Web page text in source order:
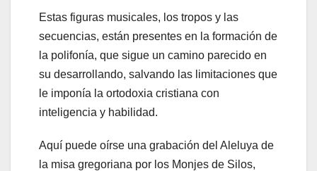
Estas figuras musicales, los tropos y las
secuencias, están presentes en la formación de
la polifonía, que sigue un camino parecido en
su desarrollando, salvando las limitaciones que
le imponía la ortodoxia cristiana con
inteligencia y habilidad.
Aquí puede oírse una grabación del Aleluya de
la misa gregoriana por los Monjes de Silos,